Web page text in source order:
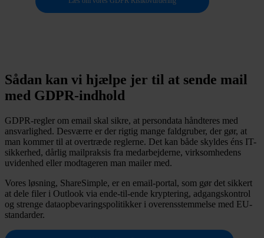
Sådan kan vi hjælpe jer til at sende mail
med GDPR-indhold
GDPR-regler om email skal sikre, at persondata håndteres med
ansvarlighed. Desværre er der rigtig mange faldgruber, der gør, at
man kommer til at overtræde reglerne. Det kan både skyldes éns IT-
sikkerhed, dårlig mailpraksis fra medarbejderne, virksomhedens
uvidenhed eller modtageren man mailer med.
Vores løsning, ShareSimple, er en email-portal, som gør det sikkert
at dele filer i Outlook via ende-til-ende kryptering, adgangskontrol
og strenge dataopbevaringspolitikker i overensstemmelse med EU-
standarder.